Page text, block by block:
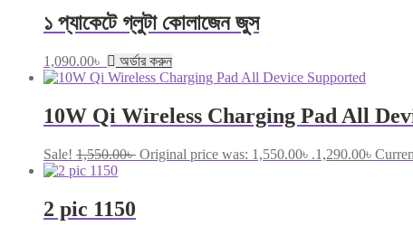
১ প্যাকেটে গ্লুটা কোলাজেন জুস
1,090.00৳ অর্ডার করুন
10W Qi Wireless Charging Pad All
Sale! 1,550.00৳ Original price was: 1,550.00৳ .1,290.00৳
2 pic 1150